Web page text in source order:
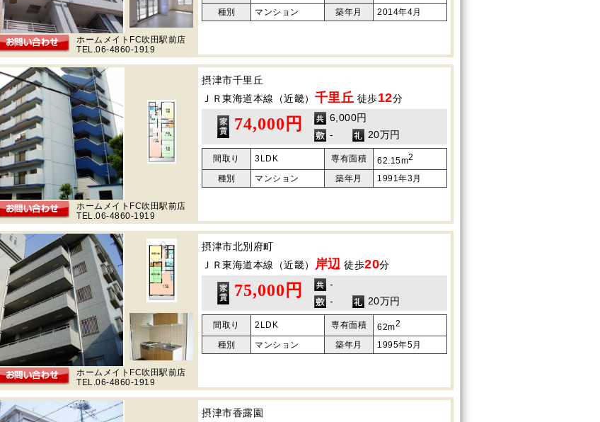
種別 マンション 築年月 2014年4月
ホームメイトFC吹田駅前店
TEL.06-4860-1919
摂津市千里丘
ＪＲ東海道本線（近畿） 千里丘 徒歩12分
74,000円
6,000円
-
20万円
間取り 3LDK 専有面積 62.15m2
種別 マンション 築年月 1991年3月
ホームメイトFC吹田駅前店
TEL.06-4860-1919
摂津市北別府町
ＪＲ東海道本線（近畿） 岸辺 徒歩20分
75,000円
-
-
20万円
間取り 2LDK 専有面積 62m2
種別 マンション 築年月 1995年5月
ホームメイトFC吹田駅前店
TEL.06-4860-1919
摂津市香露園